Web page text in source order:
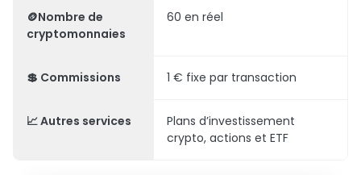
🪙Nombre de
cryptomonnaies
60 en réel
💲 Commissions 1 € fixe par transaction
📈 Autres services
Plans d’investissement
crypto, actions et ETF